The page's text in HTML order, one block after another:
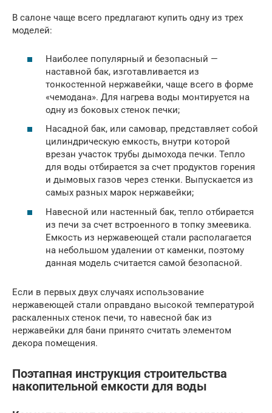
В салоне чаще всего предлагают купить одну из трех
моделей:
Наиболее популярный и безопасный —
наставной бак, изготавливается из
тонкостенной нержавейки, чаще всего в форме
«чемодана». Для нагрева воды монтируется на
одну из боковых стенок печки;
Насадной бак, или самовар, представляет собой
цилиндрическую емкость, внутри которой
врезан участок трубы дымохода печки. Тепло
для воды отбирается за счет продуктов горения
и дымовых газов через стенки. Выпускается из
самых разных марок нержавейки;
Навесной или настенный бак, тепло отбирается
из печи за счет встроенного в топку змеевика.
Емкость из нержавеющей стали располагается
на небольшом удалении от каменки, поэтому
данная модель считается самой безопасной.
Если в первых двух случаях использование
нержавеющей стали оправдано высокой температурой
раскаленных стенок печи, то навесной бак из
нержавейки для бани принято считать элементом
декора помещения.
Поэтапная инструкция строительства
накопительной емкости для воды